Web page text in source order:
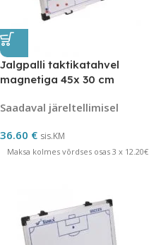
Jalgpalli taktikatahvel
magnetiga 45x 30 cm
Saadaval järeltellimisel
36.60 € sis.KM
Maksa kolmes võrdses osas 3 x 12.20€